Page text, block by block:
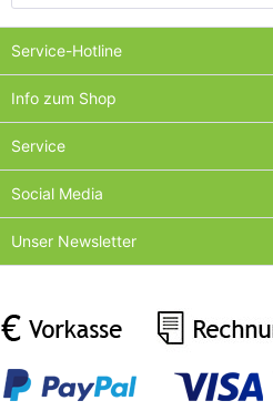
Service-Hotline
Info zum Shop
Service
Social Media
Unser Newsletter